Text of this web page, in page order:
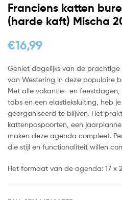
Franciens katten
(harde kaft) Mischa
€16,99
Geniet dagelijks van de
van Westering in deze populaire
Met alle vakantie- en
tabs en een elastieksluiting, heb
georganiseerd te blijven. Het
kattenpaspoorten, een
maken deze agenda compleet.
die stijl en functionaliteit willen
Het formaat van de agenda: 17 x